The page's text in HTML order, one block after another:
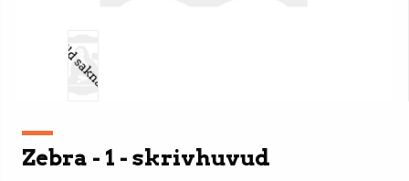
Zebra - 1 - skrivhuvud